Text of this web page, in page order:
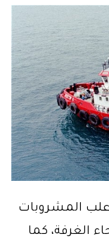
المشروبات
الغرفة، كما